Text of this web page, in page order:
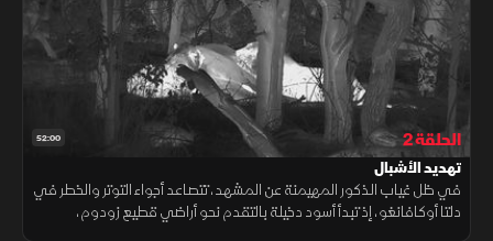
52:00 الحلقة 2
تهديد الأشبال
في ظل غياب الذكور المهيمنة عن المشهد، تتصاعد أجواء التوتر والخطر في
دلتا أوكافانغو، إذ تبدأ أسود دخيلة بالتقدم نحو أراضي قطيع زودوم،